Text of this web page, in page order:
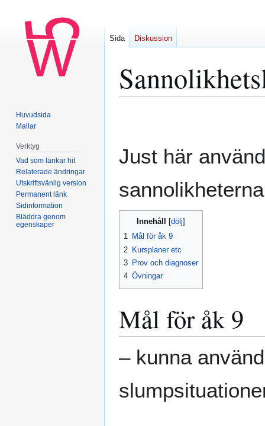
Just här
Innehåll
1 Mål för åk 9
2 Kursplaner etc
3 Prov och diagnoser
4 Övningar
Mål för åk 9
– kunna
Sida Diskussion
Huvudsida
Mallar
Verktyg
Vad som länkar hit
Relaterade ändringar
Utskriftsvänlig version
Permanent länk
Sidinformation
Bläddra genom
egenskaper